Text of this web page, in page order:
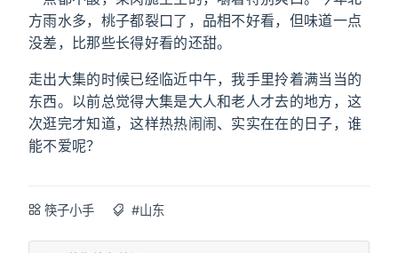
方雨水多，桃子都裂口了，品相不好看，但味道一点
没差，比那些长得好看的还甜。
走出大集的时候已经临近中午，我手里拎着满当当的
东西。以前总觉得大集是大人和老人才去的地方，这
次逛完才知道，这样热热闹闹、实实在在的日子，谁
能不爱呢？
筷子小手 #山东